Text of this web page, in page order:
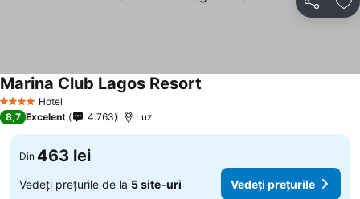
Distribuiți
4 Stele Hotel
Marina Club Lagos Resort
8,7 Excelent 4.763 Luz
Din 463 lei
Vedeți prețurile de la 5 site-uri Vedeți prețurile